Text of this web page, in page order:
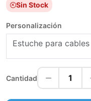
Sin Stock
Personalización
Cantidad 1